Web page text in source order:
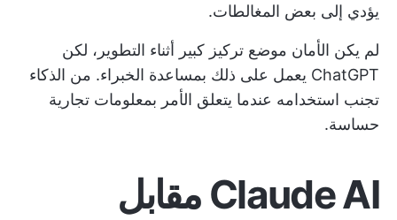
يؤدي إلى بعض المغالطات.
لم يكن الأمان موضع تركيز كبير أثناء التطوير، لكن
ChatGPT يعمل على ذلك بمساعدة الخبراء. من الذكاء
تجنب استخدامه عندما يتعلق الأمر بمعلومات تجارية
حساسة.
Claude AI مقابل